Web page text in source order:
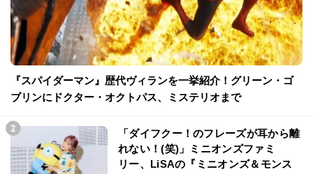
『スパイダーマン』歴代ヴィランを一挙紹介！グリーン・ゴ
ブリンにドクター・オクトパス、ミステリオまで
「ダイフクー！のフレーズが耳から離
れない！(笑)」ミニオンズファミ
リー、LiSAの『ミニオンズ＆モンス